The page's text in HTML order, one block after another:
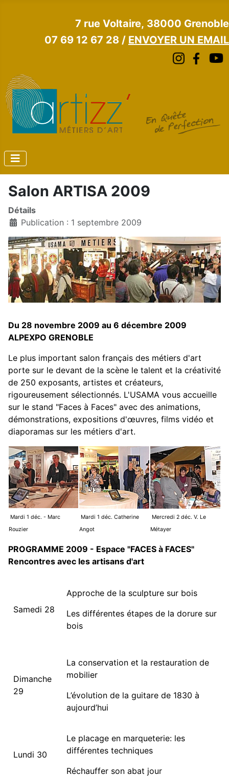
7 rue Voltaire, 38000 Grenoble
07 69 12 67 28 / ENVOYER UN EMAIL
Salon ARTISA 2009
Détails
Publication : 1 septembre 2009
Du 28 novembre 2009 au 6 décembre 2009
ALPEXPO GRENOBLE
Le plus important salon français des métiers d'art
porte sur le devant de la scène le talent et la créativité
de 250 exposants, artistes et créateurs,
rigoureusement sélectionnés. L'USAMA vous accueille
sur le stand "Faces à Faces" avec des animations,
démonstrations, expositions d'œuvres, films vidéo et
diaporamas sur les métiers d'art.
Mardi 1 déc. - Marc
Rouzier
Mardi 1 déc. Catherine
Angot
Mercredi 2 déc. V. Le
Métayer
PROGRAMME 2009 - Espace "FACES à FACES"
Rencontres avec les artisans d'art
Samedi 28
Approche de la sculpture sur bois
Les différentes étapes de la dorure sur
bois
Dimanche
29
La conservation et la restauration de
mobilier
L’évolution de la guitare de 1830 à
aujourd’hui
Lundi 30
Le placage en marqueterie: les
différentes techniques
Réchauffer son abat jour